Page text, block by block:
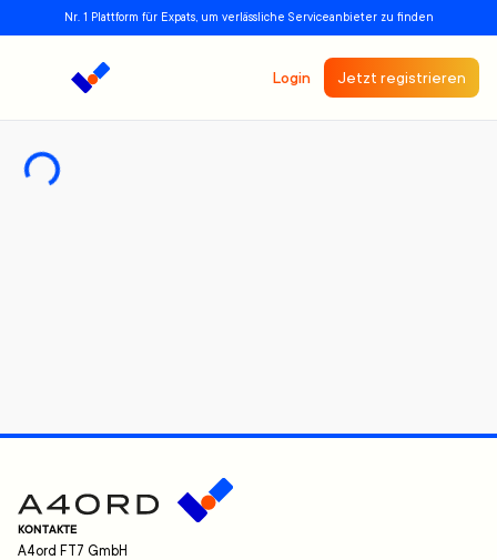
Nr. 1 Plattform für Expats, um verlässliche Serviceanbieter zu finden
Login Jetzt registrieren
KONTAKTE
A4ord FT7 GmbH